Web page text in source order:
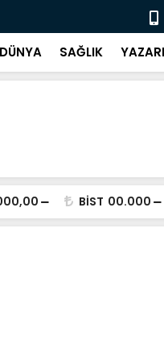
Yaz
DÜNYA SAĞLIK
BİST 00.000